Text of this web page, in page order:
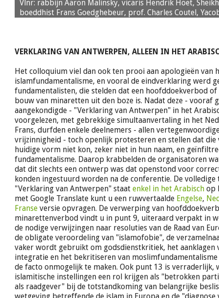
Vlnr: rabbijn Aaron Malinsky, vicaris Hendrik Hoet,
boeddhist Frans Goedghebeur, prof. Charles Coutel,
VERKLARING VAN ANTWERPEN, ALLEEN IN HET
Het colloquium viel dan ook ten prooi aan apologieën van
islamfundamentalisme, en vooral de eindverklaring werd
fundamentalisten, die stelden dat een hoofddoekverbod
bouw van minaretten uit den boze is. Nadat deze - vooraf
aangekondigde - "Verklaring van Antwerpen" in het
voorgelezen, met gebrekkige simultaanvertaling in het
Frans, durfden enkele deelnemers - allen
vrijzinnigheid - toch openlijk protesteren en stellen dat die
huidige vorm niet kon, zeker niet in hun naam, en
fundamentalisme. Daarop krabbelden de organisatoren
dat dit slechts een ontwerp was dat openstond voor
konden ingestuurd worden na de conferentie. De volledige
"Verklaring van Antwerpen" staat enkel in het Arabisch op
met Google Translate kunt u een ruwvertaalde Engelse,
Franse versie opvragen. De verwerping van
minarettenverbod vindt u in punt 9, uiteraard verpakt in
de nodige verwijzingen naar resoluties van de Raad van
de obligate veroordeling van "islamofobie", de
vaker wordt gebruikt om godsdienstkritiek, het aanklagen
integratie en het bekritiseren van
de facto onmogelijk te maken. Ook punt 13 is verraderlijk,
islamitische instellingen een rol krijgen als "betrokken
als raadgever" bij de totstandkoming van belangrijke